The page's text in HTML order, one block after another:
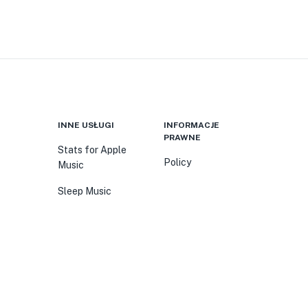
INNE USŁUGI
Stats for Apple
Music
Sleep Music
INFORMACJE
PRAWNE
Policy